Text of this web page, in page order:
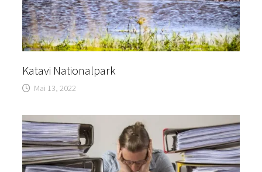
Katavi Nationalpark
Mai 13, 2022